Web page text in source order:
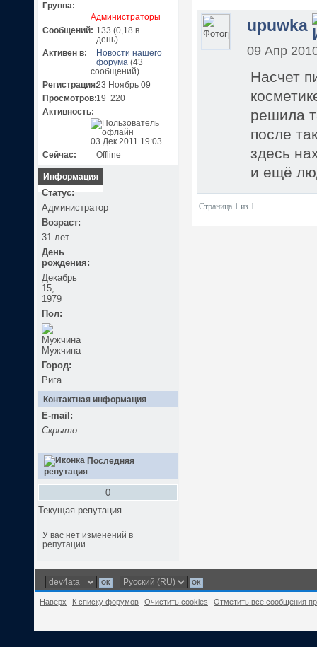
Группа:
Администраторы
Сообщений: 133 (0,18 в
день)
Активен в:
Новости нашего
форума (43
сообщений)
Регистрация:23 Ноябрь 09
Просмотров:19 220
Активность:
03 Дек 2011 19:03
Сейчас:
Offline
Информация
Статус:
Администратор
Возраст:
31 лет
День
рождения:
Декабрь
15,
1979
Пол:
Мужчина
Город:
Рига
Контактная информация
E-mail:
Скрыто
Последняя
репутация
0
Текущая репутация
У вас нет изменений в
репутации.
upuwka
09 Апр
Насчет
решила
после
здесь
и ещё
Страница 1 из 1
Наверх К списку форумов Очистить cookies Отметить все сообщения